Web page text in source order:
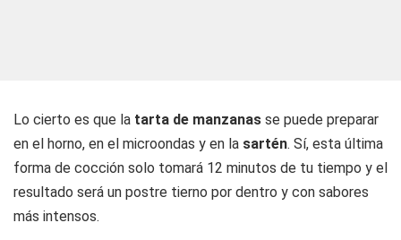
Lo cierto es que la tarta de manzanas se puede preparar
en el horno, en el microondas y en la sartén. Sí, esta última
forma de cocción solo tomará 12 minutos de tu tiempo y el
resultado será un postre tierno por dentro y con sabores
más intensos.